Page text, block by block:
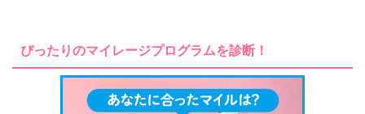
ぴったりのマイレージプログラムを診断！